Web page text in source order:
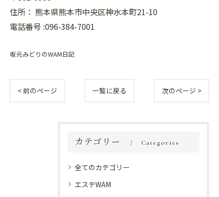
住所： 熊本県熊本市中央区神水本町21-10
電話番号 :096-384-7001
坂元みどりのWAM日記
< 前のページ 一覧に戻る 次のページ >
カテゴリー Categories
全てのカテゴリー
エステWAM